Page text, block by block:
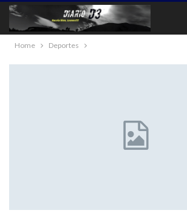
Home Deportes